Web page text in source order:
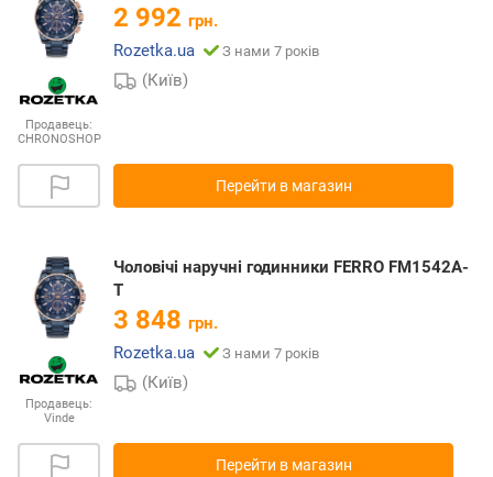
Продавець:
CHRONOSHOP
2 992 грн.
Rozetka.ua
З нами 7 років
(Київ)
Перейти в магазин
Продавець:
Vinde
Чоловічі наручні годинники FERRO FM1542A-
T
3 848 грн.
Rozetka.ua
З нами 7 років
(Київ)
Перейти в магазин